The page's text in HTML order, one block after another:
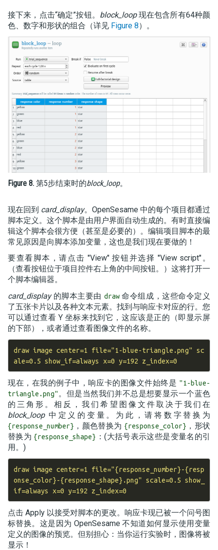
接下来，点击“确定”按钮。 block_loop现在包含所有64种颜
色、数字和形状的组合（详见 Figure 8）。
Figure 8. 第5步结束时的block_loop。
现在回到 card_display。OpenSesame 中的每个项目都通过
脚本定义。这个脚本是由用户界面自动生成的。有时直接编
辑这个脚本会很方便（甚至是必要的）。编辑项目脚本的最
常见原因是向脚本添加变量，这也是我们现在要做的！
要查看脚本，请点击 "View" 按钮并选择 "View script"。
（查看按钮位于项目控件右上角的中间按钮。）这将打开一
个脚本编辑器。
card_display的脚本主要由 draw命令组成，这些命令定义
了五张卡片以及各种文本元素。找到与响应卡对应的行。您
可以通过查看 Y 坐标来找到它，这应该是正的（即显示屏
的下部），或者通过查看图像文件的名称。
draw image center=1 file="1-blue-triangle.png" sc
现在，在我的例子中，响应卡的图像文件始终是 "1-blue-
triangle.png" 。但是当然我们并不总是想要显示一个蓝色
的三角形。相反，我们希望图像文件取决于我们在
block_loop中定义的变量。为此，请将数字替换为
{response_number} ，颜色替换为 {response_color} ，形状
替换为 {response_shape} ：(大括号表示这些是变量名的引
用。)
draw image center=1 file="{response_number}-{resp
onse_color}-{response_shape}.png" scale=0.5 show_
点击 Apply 以接受对脚本的更改。响应卡现已被一个问号图
标替换。这是因为 OpenSesame 不知道如何显示使用变量
定义的图像的预览。但别担心：当你运行实验时，图像将被
显示！